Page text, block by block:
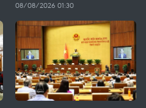
08/08/2026 01:30